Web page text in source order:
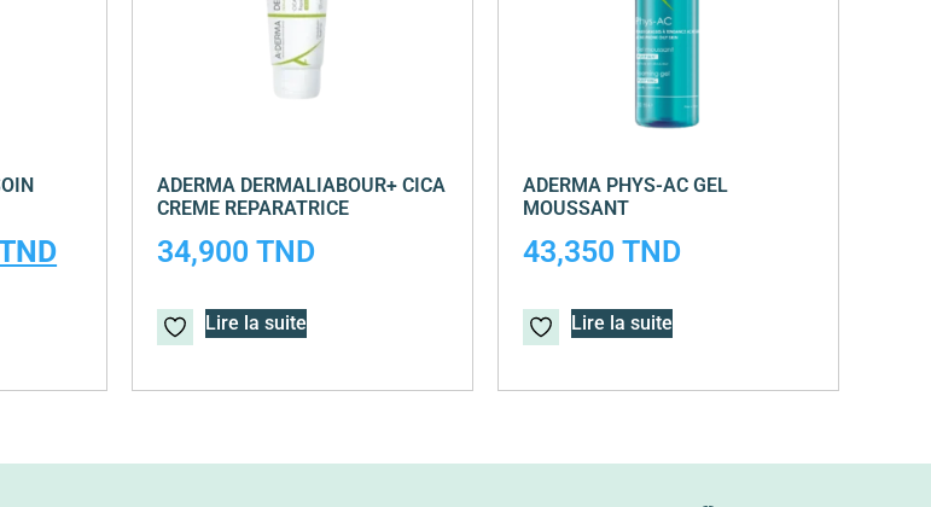
ADERMA PHYS-AC GEL
MOUSSANT
43,350 TND
Lire la suite
ADERMA DERMALIABOUR+ CICA
CREME REPARATRICE
34,900 TND
Lire la suite